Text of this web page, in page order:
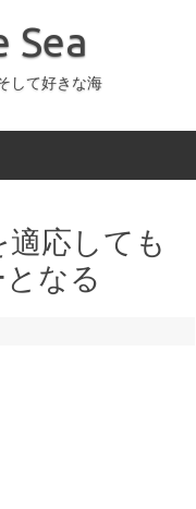
Sea
して好きな海
適応しても
なる